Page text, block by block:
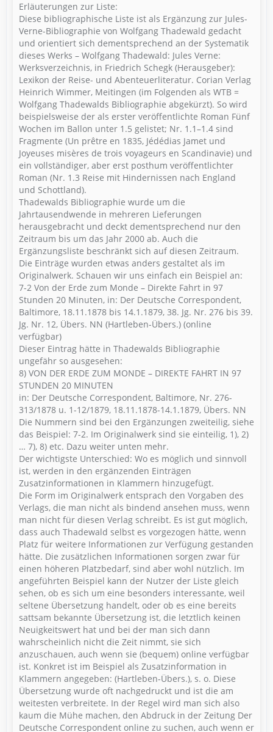
Erläuterungen zur Liste:
Diese bibliographische Liste ist als Ergänzung zur Jules-
Verne-Bibliographie von Wolfgang Thadewald gedacht
und orientiert sich dementsprechend an der Systematik
dieses Werks – Wolfgang Thadewald: Jules Verne:
Werksverzeichnis, in Friedrich Schegk (Herausgeber):
Lexikon der Reise- und Abenteuerliteratur. Corian Verlag
Heinrich Wimmer, Meitingen (im Folgenden als WTB =
Wolfgang Thadewalds Bibliographie abgekürzt). So wird
beispielsweise der als erster veröffentlichte Roman Fünf
Wochen im Ballon unter 1.5 gelistet; Nr. 1.1–1.4 sind
Fragmente (Un prêtre en 1835, Jédédias Jamet und
Joyeuses misères de trois voyageurs en Scandinavie) und
ein vollständiger, aber erst posthum veröffentlichter
Roman (Nr. 1.3 Reise mit Hindernissen nach England
und Schottland).
Thadewalds Bibliographie wurde um die
Jahrtausendwende in mehreren Lieferungen
herausgebracht und deckt dementsprechend nur den
Zeitraum bis um das Jahr 2000 ab. Auch die
Ergänzungsliste beschränkt sich auf diesen Zeitraum.
Die Einträge wurden etwas anders gestaltet als im
Originalwerk. Schauen wir uns einfach ein Beispiel an:
7-2 Von der Erde zum Monde – Direkte Fahrt in 97
Stunden 20 Minuten, in: Der Deutsche Correspondent,
Baltimore, 18.11.1878 bis 14.1.1879, 38. Jg. Nr. 276 bis 39.
Jg. Nr. 12, Übers. NN (Hartleben-Übers.) (online
verfügbar)
Dieser Eintrag hätte in Thadewalds Bibliographie
ungefähr so ausgesehen:
8) VON DER ERDE ZUM MONDE – DIREKTE FAHRT IN 97
STUNDEN 20 MINUTEN
in: Der Deutsche Correspondent, Baltimore, Nr. 276-
313/1878 u. 1-12/1879, 18.11.1878-14.1.1879, Übers. NN
Die Nummern sind bei den Ergänzungen zweiteilig, siehe
das Beispiel: 7-2. Im Originalwerk sind sie einteilig, 1), 2)
… 7), 8) etc. Dazu weiter unten mehr.
Der wichtigste Unterschied: Wo es möglich und sinnvoll
ist, werden in den ergänzenden Einträgen
Zusatzinformationen in Klammern hinzugefügt.
Die Form im Originalwerk entsprach den Vorgaben des
Verlags, die man nicht als bindend ansehen muss, wenn
man nicht für diesen Verlag schreibt. Es ist gut möglich,
dass auch Thadewald selbst es vorgezogen hätte, wenn
Platz für weitere Informationen zur Verfügung gestanden
hätte. Die zusätzlichen Informationen sorgen zwar für
einen höheren Platzbedarf, sind aber wohl nützlich. Im
angeführten Beispiel kann der Nutzer der Liste gleich
sehen, ob es sich um eine besonders interessante, weil
seltene Übersetzung handelt, oder ob es eine bereits
sattsam bekannte Übersetzung ist, die letztlich keinen
Neuigkeitswert hat und bei der man sich dann
wahrscheinlich nicht die Zeit nimmt, sie sich
anzuschauen, auch wenn sie (bequem) online verfügbar
ist. Konkret ist im Beispiel als Zusatzinformation in
Klammern angegeben: (Hartleben-Übers.), s. o. Diese
Übersetzung wurde oft nachgedruckt und ist die am
weitesten verbreitete. In der Regel wird man sich also
kaum die Mühe machen, den Abdruck in der Zeitung Der
Deutsche Correspondent online zu suchen, auch wenn er